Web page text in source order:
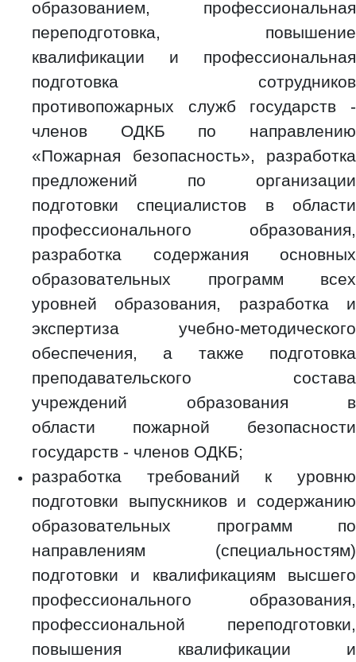
образованием, профессиональная
переподготовка, повышение
квалификации и профессиональная
подготовка сотрудников
противопожарных служб государств -
членов ОДКБ по направлению
«Пожарная безопасность», разработка
предложений по организации
подготовки специалистов в области
профессионального образования,
разработка содержания основных
образовательных программ всех
уровней образования, разработка и
экспертиза учебно-методического
обеспечения, а также подготовка
преподавательского состава
учреждений образования в
области пожарной безопасности
государств - членов ОДКБ;
разработка требований к уровню
подготовки выпускников и содержанию
образовательных программ по
направлениям (специальностям)
подготовки и квалификациям высшего
профессионального образования,
профессиональной переподготовки,
повышения квалификации и